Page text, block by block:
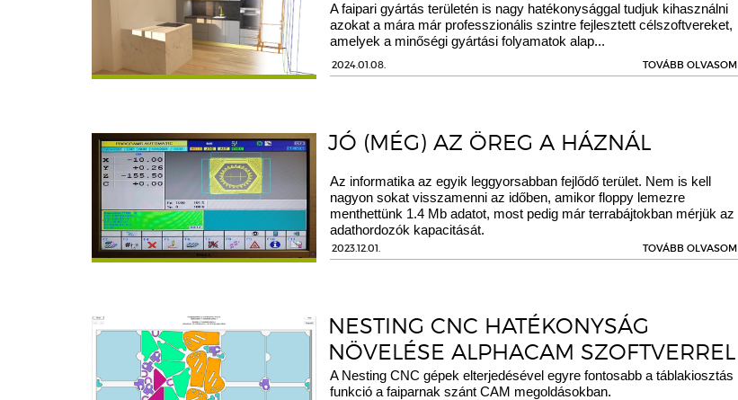
A faipari gyártás területén is nagy hatékonysággal tudjuk kihasználni
azokat a mára már professzionális szintre fejlesztett célszoftvereket,
amelyek a minőségi gyártási folyamatok alap...
2024.01.08. TOVÁBB OLVASOM
JÓ (MÉG) AZ ÖREG A HÁZNÁL
Az informatika az egyik leggyorsabban fejlődő terület. Nem is kell
nagyon sokat visszamenni az időben, amikor floppy lemezre
menthettünk 1.4 Mb adatot, most pedig már terrabájtokban mérjük az
adathordozók kapacitását.
2023.12.01. TOVÁBB OLVASOM
NESTING CNC HATÉKONYSÁG
NÖVELÉSE ALPHACAM SZOFTVERREL
A Nesting CNC gépek elterjedésével egyre fontosabb a táblakiosztás
funkció a faiparnak szánt CAM megoldásokban.